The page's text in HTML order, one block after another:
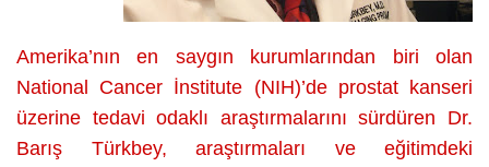
ÇALIŞAN
BARIŞ
TÜRKBEY
üzerine
Amerika’nın en saygın kurumlarından biri olan
National Cancer İnstitute (NIH)’de prostat kanseri
üzerine tedavi odaklı araştırmalarını sürdüren Dr.
Barış Türkbey, araştırmaları ve eğitimdeki